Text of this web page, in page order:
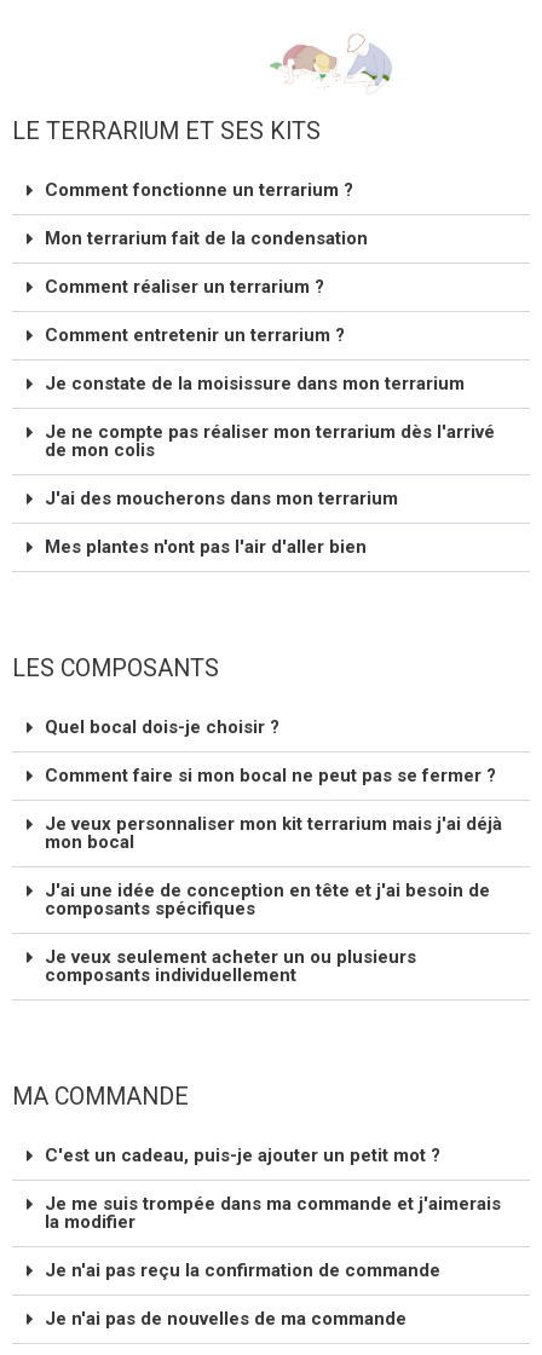
LE TERRARIUM ET SES KITS
Comment fonctionne un terrarium ?
Mon terrarium fait de la condensation
Comment réaliser un terrarium ?
Comment entretenir un terrarium ?
Je constate de la moisissure dans mon terrarium
Je ne compte pas réaliser mon terrarium dès l'arrivé
de mon colis
J'ai des moucherons dans mon terrarium
Mes plantes n'ont pas l'air d'aller bien
LES COMPOSANTS
Quel bocal dois-je choisir ?
Comment faire si mon bocal ne peut pas se fermer ?
Je veux personnaliser mon kit terrarium mais j'ai déjà
mon bocal
J'ai une idée de conception en tête et j'ai besoin de
composants spécifiques
Je veux seulement acheter un ou plusieurs
composants individuellement
MA COMMANDE
C'est un cadeau, puis-je ajouter un petit mot ?
Je me suis trompée dans ma commande et j'aimerais
la modifier
Je n'ai pas reçu la confirmation de commande
Je n'ai pas de nouvelles de ma commande